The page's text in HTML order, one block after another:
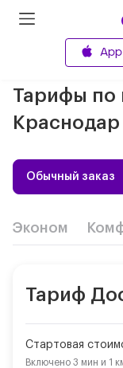
Тарифы по
Краснодар
Обычный заказ
Эконом
Тариф
Стартовая
Включено 3 мин и 1